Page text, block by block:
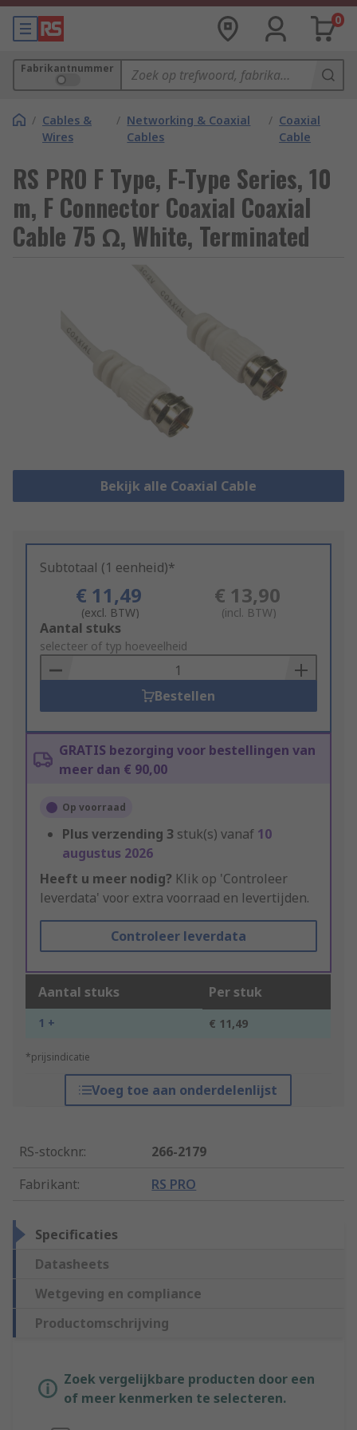
0
Fabrikantnummer
/ Cables &
Wires
/ Networking & Coaxial
Cables
/ Coaxial
Cable
RS PRO F Type, F-Type Series, 10
m, F Connector Coaxial Coaxial
Cable 75 Ω, White, Terminated
Bekijk alle Coaxial Cable
Subtotaal (1 eenheid)*
€ 11,49
(excl. BTW)
€ 13,90
(incl. BTW)
Add
to
Basket
Aantal stuks
selecteer of typ hoeveelheid
Bestellen
GRATIS bezorging voor bestellingen van
meer dan € 90,00
Op voorraad
Plus verzending 3 stuk(s) vanaf 10
augustus 2026
Heeft u meer nodig? Klik op 'Controleer
leverdata' voor extra voorraad en levertijden.
Controleer leverdata
Aantal stuks Per stuk
1 + € 11,49
*prijsindicatie
Voeg toe aan onderdelenlijst
RS-stocknr.:
266-2179
Fabrikant: RS PRO
Specificaties
Datasheets
Wetgeving en compliance
Productomschrijving
Zoek vergelijkbare producten door een
of meer kenmerken te selecteren.